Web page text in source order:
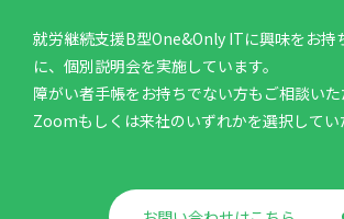
就労継続支援B型One&Only ITに興味をお持
に、個別説明会を実施しています。
障がい者手帳をお持ちでない方もご相談いた
Zoomもしくは来社のいずれかを選択してい